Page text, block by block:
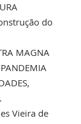
do
MAGNA
Vieira de